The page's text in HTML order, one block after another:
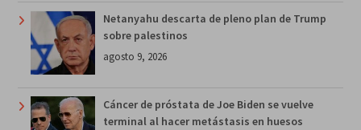
Netanyahu descarta de pleno plan de Trump
sobre palestinos
agosto 9, 2026
Cáncer de próstata de Joe Biden se vuelve
terminal al hacer metástasis en huesos